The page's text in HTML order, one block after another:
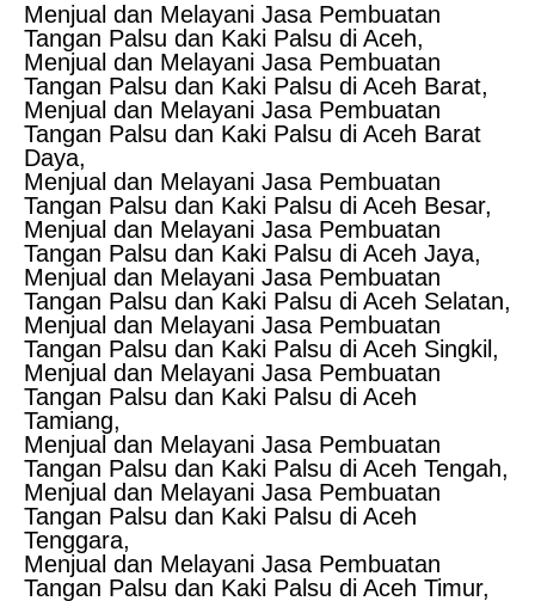
Menjual dan Melayani Jasa Pembuatan
Tangan Palsu dan Kaki Palsu di Aceh,
Menjual dan Melayani Jasa Pembuatan
Tangan Palsu dan Kaki Palsu di Aceh Barat,
Menjual dan Melayani Jasa Pembuatan
Tangan Palsu dan Kaki Palsu di Aceh Barat
Daya,
Menjual dan Melayani Jasa Pembuatan
Tangan Palsu dan Kaki Palsu di Aceh Besar,
Menjual dan Melayani Jasa Pembuatan
Tangan Palsu dan Kaki Palsu di Aceh Jaya,
Menjual dan Melayani Jasa Pembuatan
Tangan Palsu dan Kaki Palsu di Aceh Selatan,
Menjual dan Melayani Jasa Pembuatan
Tangan Palsu dan Kaki Palsu di Aceh Singkil,
Menjual dan Melayani Jasa Pembuatan
Tangan Palsu dan Kaki Palsu di Aceh
Tamiang,
Menjual dan Melayani Jasa Pembuatan
Tangan Palsu dan Kaki Palsu di Aceh Tengah,
Menjual dan Melayani Jasa Pembuatan
Tangan Palsu dan Kaki Palsu di Aceh
Tenggara,
Menjual dan Melayani Jasa Pembuatan
Tangan Palsu dan Kaki Palsu di Aceh Timur,